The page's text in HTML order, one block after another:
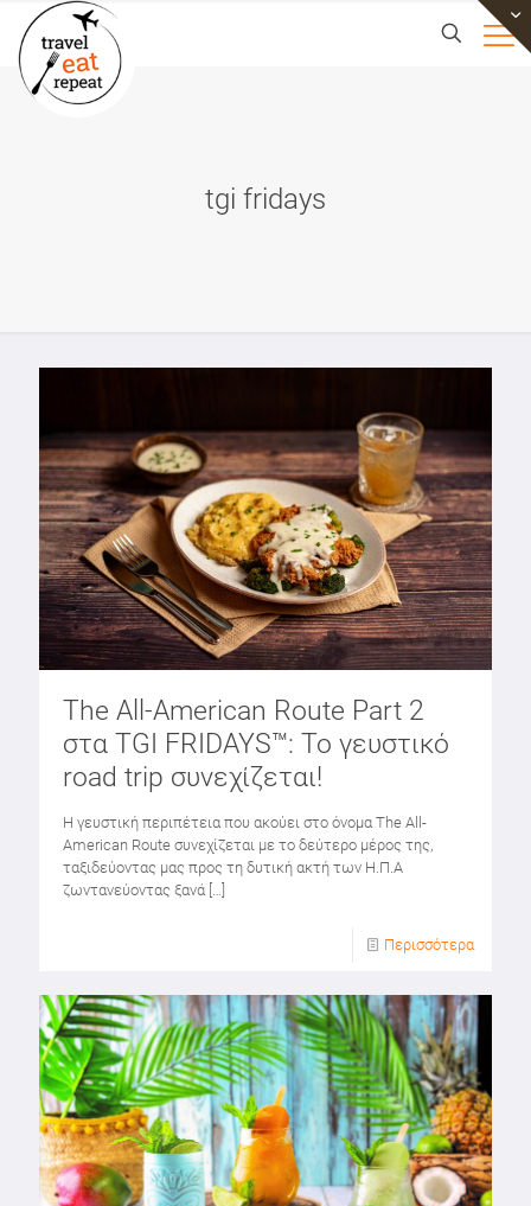
tgi fridays
The All-American Route Part 2
στα TGI FRIDAYS™: Το γευστικό
road trip συνεχίζεται!
Η γευστική περιπέτεια που ακούει στο όνομα The All-
American Route συνεχίζεται με το δεύτερο μέρος της,
ταξιδεύοντας μας προς τη δυτική ακτή των Η.Π.Α
ζωντανεύοντας ξανά
Περισσότερα